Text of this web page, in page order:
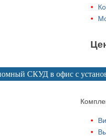
СКУД в офис с